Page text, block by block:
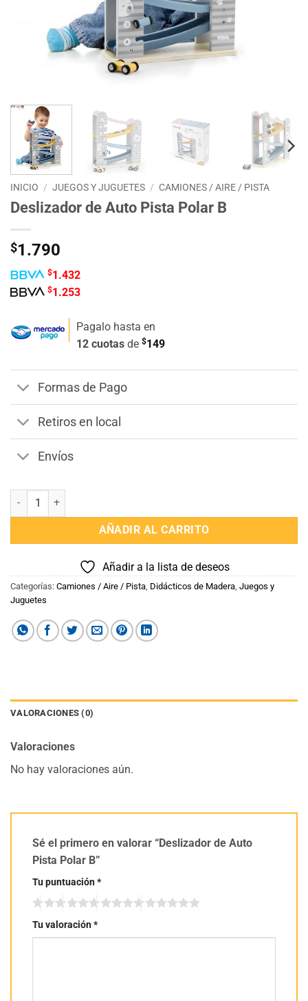
INICIO / JUEGOS Y JUGUETES / CAMIONES / AIRE / PISTA
Deslizador de Auto Pista Polar B
$1.790
$1.432
$1.253
Pagalo hasta en
12 cuotas de $149
Formas de Pago
Retiros en local
Envíos
Deslizador de Auto Pista Polar B cantidad
AÑADIR AL CARRITO
Añadir a la lista de deseos
Categorías: Camiones / Aire / Pista Didácticos de Madera Juegos y
Juguetes
VALORACIONES (0)
Valoraciones
No hay valoraciones aún.
Sé el primero en valorar “Deslizador de Auto
Pista Polar B”
Tu puntuación*
Tu valoración*